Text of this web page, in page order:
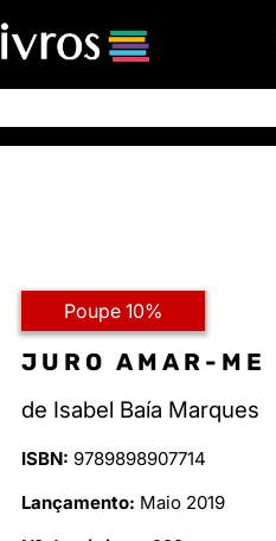
Poupe 10%
JURO AMAR-ME
de Isabel Baía Marques
ISBN: 9789898907714
Lançamento: Maio 2019